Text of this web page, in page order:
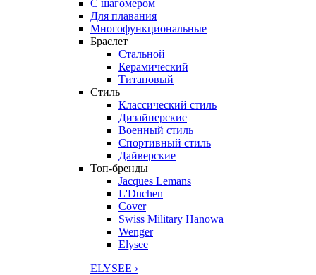
С шагомером
Для плавания
Многофункциональные
Браслет
Стальной
Керамический
Титановый
Стиль
Классический стиль
Дизайнерские
Военный стиль
Спортивный стиль
Дайверские
Топ-бренды
Jacques Lemans
L'Duchen
Cover
Swiss Military Hanowa
Wenger
Elysee
ELYSEE ›